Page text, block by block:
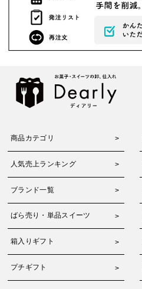
商品カテゴリ
人気売上ランキング
ブランド一覧
ばら売り・単品スイーツ
箱入りギフト
プチギフト